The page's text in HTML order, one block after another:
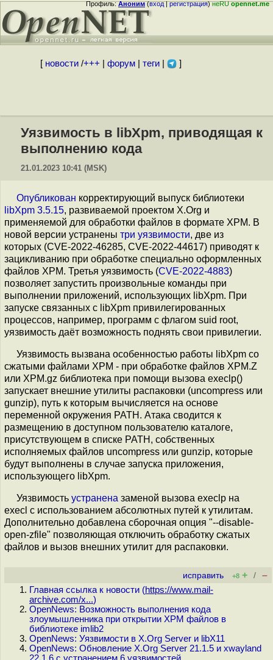
Профиль:Аноним(вход|регистрация)неRUopennet.me
[ новости/+++ форум| теги| ]
Уязвимость в libXpm, приводящая к
выполнению кода
21.01.2023 10:41 (MSK)
Опубликован корректирующий выпуск библиотеки
libXpm 3.5.15, развиваемой проектом X.Org и
применяемой для обработки файлов в формате XPM. В
новой версии устранены три уязвимости, две из
которых (CVE-2022-46285, CVE-2022-44617) приводят к
зацикливанию при обработке специально оформленных
файлов XPM. Третья уязвимость (CVE-2022-4883)
позволяет запустить произвольные команды при
выполнении приложений, использующих libXpm. При
запуске связанных с libXpm привилегированных
процессов, например, программ с флагом suid root,
уязвимость даёт возможность поднять свои привилегии.
Уязвимость вызвана особенностью работы libXpm со
сжатыми файлами XPM - при обработке файлов XPM.Z
или XPM.gz библиотека при помощи вызова execlp()
запускает внешние утилиты распаковки (uncompress или
gunzip), путь к которым вычисляется на основе
переменной окружения PATH. Атака сводится к
размещению в доступном пользователю каталоге,
присутствующем в списке PATH, собственных
исполняемых файлов uncompress или gunzip, которые
будут выполнены в случае запуска приложения,
использующего libXpm.
Уязвимость устранена заменой вызова execlp на
execl с использованием абсолютных путей к утилитам.
Дополнительно добавлена сборочная опция "--disable-
open-zfile" позволяющая отключить обработку сжатых
файлов и вызов внешних утилит для распаковки.
исправить +8 + / –
Главная ссылка к новости (https://www.mail-
archive.com/x...)
OpenNews: Возможность выполнения кода
злоумышленника при открытии XPM файлов в
библиотеке imlib2
OpenNews: Уязвимости в X.Org Server и libX11
OpenNews: Обновление X.Org Server 21.1.5 и xwayland